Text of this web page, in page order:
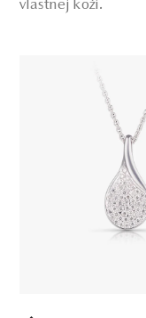
vlastnej koži.